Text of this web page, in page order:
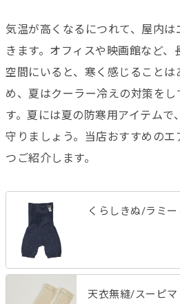
気温が高くなるにつれて、屋内
きます。オフィスや映画館など
空間にいると、寒く感じることは
め、夏はクーラー冷えの対策を
す。夏には夏の防寒用アイテムで
守りましょう。当店おすすめの
つご紹介します。
くらしきぬ/ラミ
天衣無縫/スーピ